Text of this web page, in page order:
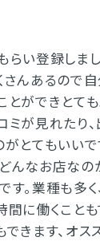
らい登録しま
さんあるので
とができとて
ミが見れたり
がとてもいい
んなお店なの
す。業種も多
間に働くこと
きます、オス